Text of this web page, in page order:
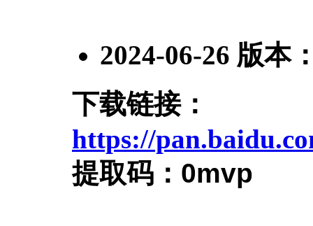
2024-06-26 版本
下载链接：
https://
提取码： 0mvp